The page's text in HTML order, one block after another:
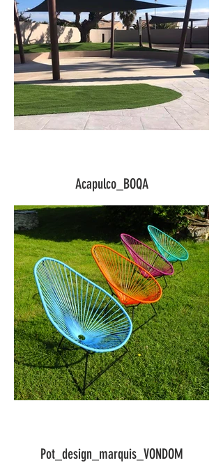
Acapulco_BOQA
Pot_design_marquis_VONDOM